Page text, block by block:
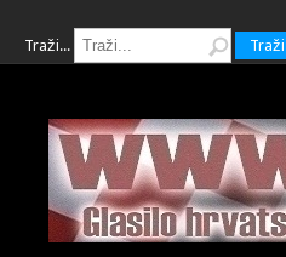
Traži... Traži